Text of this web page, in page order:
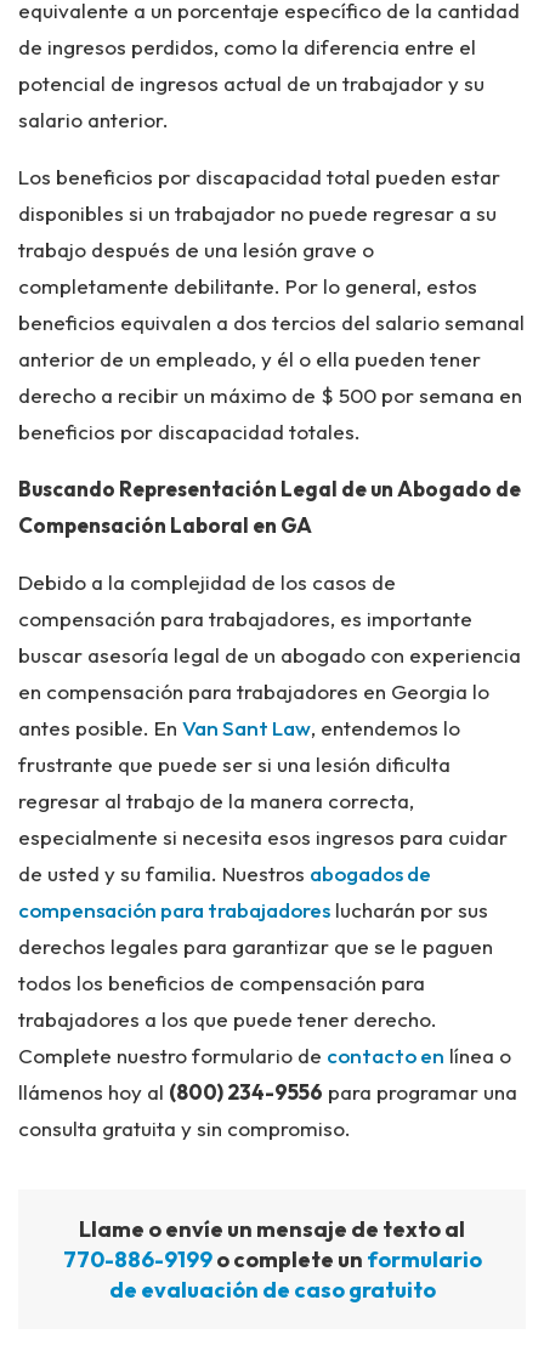
equivalente a un porcentaje específico de la cantidad
de ingresos perdidos, como la diferencia entre el
potencial de ingresos actual de un trabajador y su
salario anterior.
Los beneficios por discapacidad total pueden estar
disponibles si un trabajador no puede regresar a su
trabajo después de una lesión grave o
completamente debilitante. Por lo general, estos
beneficios equivalen a dos tercios del salario semanal
anterior de un empleado, y él o ella pueden tener
derecho a recibir un máximo de $ 500 por semana en
beneficios por discapacidad totales.
Buscando Representación Legal de un Abogado de
Compensación Laboral en GA
Debido a la complejidad de los casos de
compensación para trabajadores, es importante
buscar asesoría legal de un abogado con experiencia
en compensación para trabajadores en Georgia lo
antes posible. En Van Sant Law, entendemos lo
frustrante que puede ser si una lesión dificulta
regresar al trabajo de la manera correcta,
especialmente si necesita esos ingresos para cuidar
de usted y su familia. Nuestros abogados de
compensación para trabajadores lucharán por sus
derechos legales para garantizar que se le paguen
todos los beneficios de compensación para
trabajadores a los que puede tener derecho.
Complete nuestro formulario de contacto en línea o
llámenos hoy al (800) 234-9556 para programar una
consulta gratuita y sin compromiso.
Llame o envíe un mensaje de texto al
770-886-9199o complete un formulario
de evaluación de caso gratuito